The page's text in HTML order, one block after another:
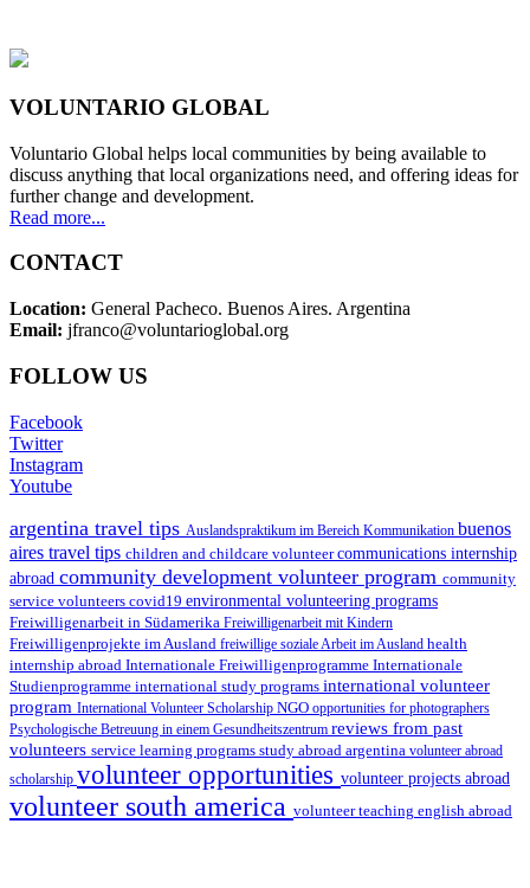
VOLUNTARIO GLOBAL
Voluntario Global helps local communities by being available to
discuss anything that local organizations need, and offering ideas for
further change and development.
Read more...
CONTACT
Location: General Pacheco. Buenos Aires. Argentina
Email: jfranco@voluntarioglobal.org
FOLLOW US
Facebook
Twitter
Instagram
Youtube
argentina travel tips Auslandspraktikum im Bereich Kommunikation buenos
aires travel tips children and childcare volunteercommunications internship
abroad community development volunteer program community
service volunteers covid19 environmental volunteering programs
Freiwilligenarbeit in Südamerika Freiwilligenarbeit mit Kindern
Freiwilligenprojekte im Ausland freiwillige soziale Arbeit im Ausland health
internship abroad Internationale Freiwilligenprogramme Internationale
Studienprogramme international study programs international volunteer
program International Volunteer Scholarship NGO opportunities for photographers
Psychologische Betreuung in einem Gesundheitszentrum reviews from past
volunteers service learning programs study abroad argentina volunteer abroad
scholarship volunteer opportunities volunteer projects abroad
volunteer south america volunteer teaching english abroad